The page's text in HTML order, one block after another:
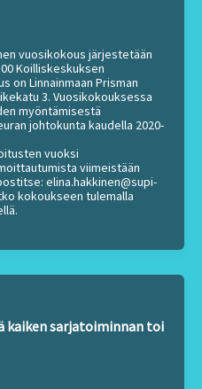
vuosikokous järjestetään
Koilliskeskuksen
on Linnainmaan Prisman
3. Vuosikokouksessa
myöntämisestä
johtokunta kaudella 2020-
vuoksi
viimeistään
elina.hakkinen@supi-
kokoukseen tulemalla
sarjatoiminnan toi